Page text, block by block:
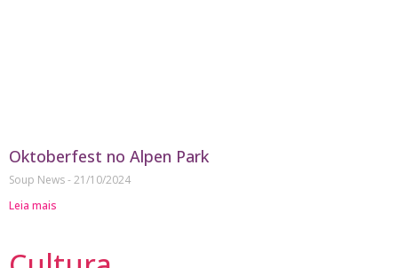
Oktoberfest no Alpen Park
Soup News 21/10/2024
Leia mais